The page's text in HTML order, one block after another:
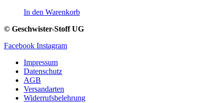
In den Warenkorb
© Geschwister-Stoff UG
Facebook Instagram
Impressum
Datenschutz
AGB
Versandarten
Widerrufsbelehrung